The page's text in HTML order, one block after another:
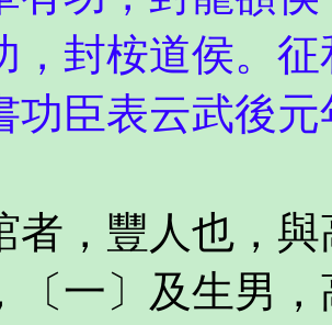
，封桉道侯。
功臣表云武後
豐人也，與
〔一〕及生男